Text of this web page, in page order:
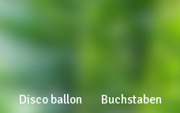
Disco ballon Buchstaben